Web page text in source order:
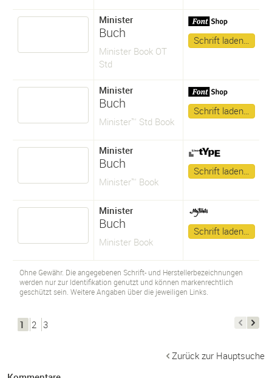
Minister
Buch
Minister Book OT
Std
Schrift laden…
Minister
Buch
Minister™ Std Book
Schrift laden…
Minister
Buch
Minister™ Book
Schrift laden…
Minister
Buch
Minister Book
Schrift laden…
Ohne Gewähr. Die angegebenen Schrift- und Herstellerbezeichnungen
werden nur zur Identifikation genutzt und können markenrechtlich
geschützt sein. Weitere Angaben über die jeweiligen Links.
1 2 3
Zurück zur Hauptsuche